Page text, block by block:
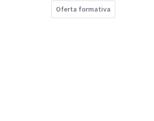
Oferta formativa